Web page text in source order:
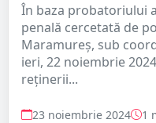
În baza probatoriului
penală cercetată de
Maramureș, sub
ieri, 22 noiembrie
reținerii...
23 noiembrie 2024 1